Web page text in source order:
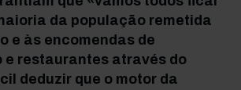
da população remetida
e às encomendas de
e restaurantes através do
deduzir que o motor da